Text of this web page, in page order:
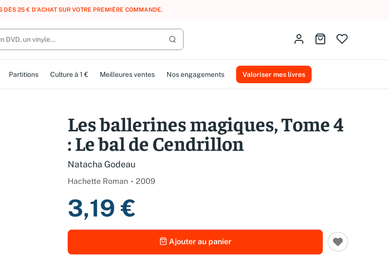
RÉCOMPENSES :REJOIGNEZ GRATUITEMENT LE CLUB AMMAREAL.
Lancer la recherche
Identifiez-vousAller au panier
Partitions Culture à 1 € Meilleures ventes Nos engagements Valoriser mes livres
Les ballerines magiques, Tome 4
: Le bal de Cendrillon
Natacha Godeau
Hachette Roman 2009
3,19 €
Ajouter au panier